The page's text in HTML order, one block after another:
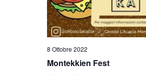
8 Ottobre 2022
Montekkien Fest